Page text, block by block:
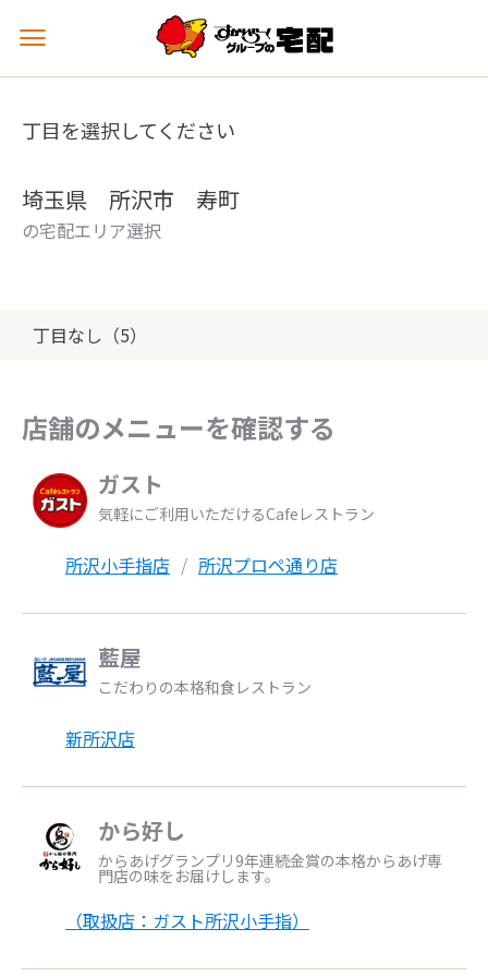
メ
ュ
を
丁目を選択してください
埼玉県 所沢市 寿町
の宅配エリア選択
丁目なし（5）
店舗のメニューを確認する
ガスト
気軽にご利用いただけるCafeレストラン
所沢小手指店 所沢プロペ通り店
藍屋
こだわりの本格和食レストラン
新所沢店
から好し
からあげグランプリ9年連続金賞の本格からあげ専
門店の味をお届けします。
（取扱店：ガスト所沢小手指）